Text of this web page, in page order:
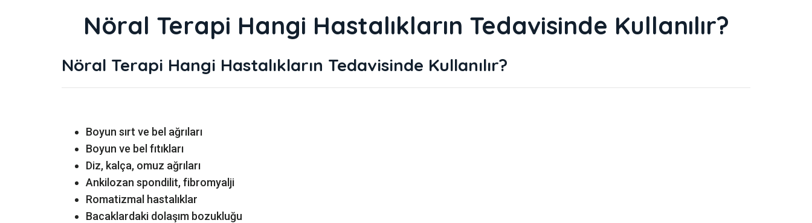
Nöral Terapi Hangi Hastalıkların Tedavisinde Kullanılır?
Nöral Terapi Hangi Hastalıkların Tedavisinde Kullanılır?
Boyun sırt ve bel ağrıları
Boyun ve bel fıtıkları
Diz, kalça, omuz ağrıları
Ankilozan spondilit, fibromyalji
Romatizmal hastalıklar
Bacaklardaki dolaşım bozukluğu